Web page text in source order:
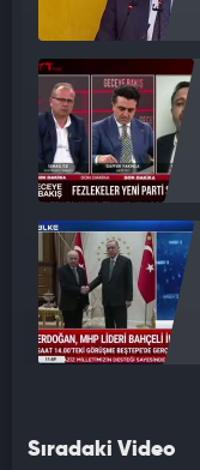
Sıradaki Video